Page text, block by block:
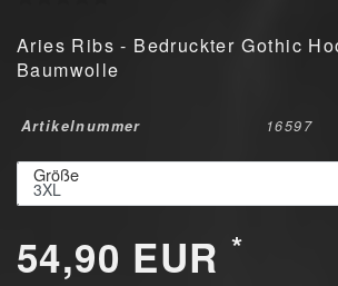
Aries Ribs - Bedruckter Gothic
Baumwolle
Artikelnummer 16597
Größe
54,90 EUR *